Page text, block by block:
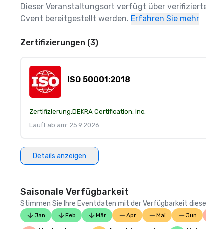
Dieser Veranstaltungsort verfügt über
Cvent bereitgestellt werden. Erfahren Sie mehr
Zertifizierungen (3)
ISO 50001:2018
Zertifizierung:DEKRA Certification, Inc.
Läuft ab am: 25.9.2026
Details anzeigen
Saisonale Verfügbarkeit
Stimmen Sie Ihre Eventdaten mit der Verfügbarkeit
Jan Feb Mär Apr Mai Jun